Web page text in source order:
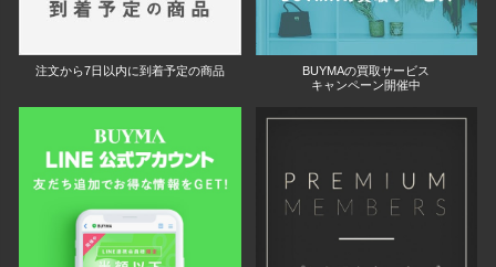
注文から7日以内に到着予定の商品
BUYMAの買取サービス
キャンペーン開催中